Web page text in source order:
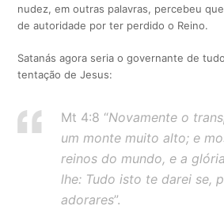
nudez, em outras palavras, percebeu
de autoridade por ter perdido o Reino.
Satanás agora seria o governante de
tentação de Jesus:
Mt 4:8 “Novamente o
um monte muito alto; e
reinos do mundo, e a
lhe: Tudo isto te darei se,
adorares”.